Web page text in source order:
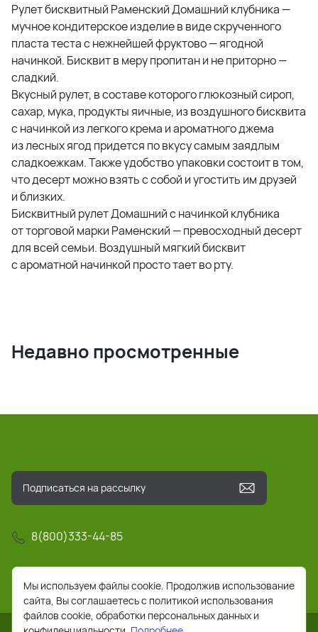
Рулет бисквитный Раменский Домашний клубника —
мучное кондитерское изделие в виде скрученного
пласта теста с нежнейшей фруктово — ягодной
начинкой. Бисквит в меру пропитан и не приторно —
сладкий.
Вкусный рулет, в составе которого глюкозный сироп,
сахар, мука, продукты яичные, из воздушного бисквита
с начинкой из легкого крема и ароматного джема
из лесных ягод придется по вкусу самым заядлым
сладкоежкам. Также удобство упаковки состоит в том,
что десерт можно взять с собой и угостить им друзей
и близких.
Бисквитный рулет Домашний с начинкой клубника
от торговой марки Раменский — превосходный десерт
для всей семьи. Воздушный мягкий бисквит
с ароматной начинкой просто тает во рту.
Недавно просмотренные
8(800)333-44-85
info@pochta-rts.ru
Мы используем файлы cookie. Продолжив использование
сайта, Вы соглашаетесь с политикой использования
файлов cookie, обработки персональных данных и